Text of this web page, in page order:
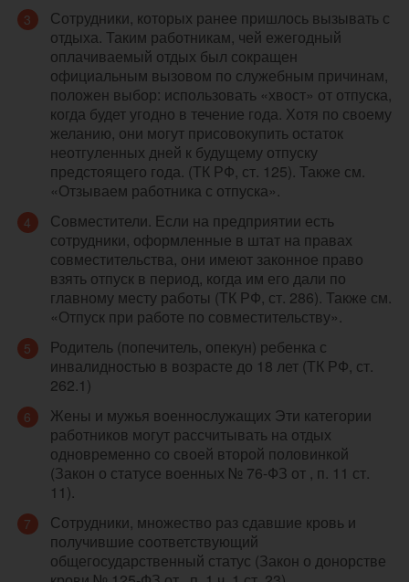
Сотрудники, которых ранее пришлось вызывать с
отдыха. Таким работникам, чей ежегодный
оплачиваемый отдых был сокращен
официальным вызовом по служебным причинам,
положен выбор: использовать «хвост» от отпуска,
когда будет угодно в течение года. Хотя по своему
желанию, они могут присовокупить остаток
неотгуленных дней к будущему отпуску
предстоящего года. (ТК РФ, ст. 125). Также см.
«Отзываем работника с отпуска».
Совместители. Если на предприятии есть
сотрудники, оформленные в штат на правах
совместительства, они имеют законное право
взять отпуск в период, когда им его дали по
главному месту работы (ТК РФ, ст. 286). Также см.
«Отпуск при работе по совместительству».
Родитель (попечитель, опекун) ребенка с
инвалидностью в возрасте до 18 лет (ТК РФ, ст.
262.1)
Жены и мужья военнослужащих Эти категории
работников могут рассчитывать на отдых
одновременно со своей второй половинкой
(Закон о статусе военных № 76-ФЗ от , п. 11 ст.
11).
Сотрудники, множество раз сдавшие кровь и
получившие соответствующий
общегосударственный статус (Закон о донорстве